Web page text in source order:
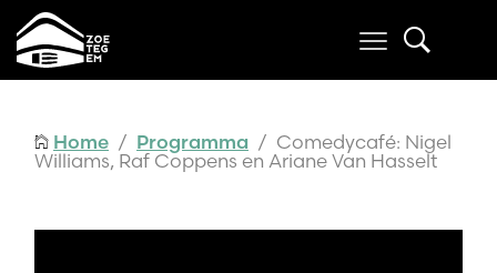
Home / Programma / Comedycafé: Nigel
Williams, Raf Coppens en Ariane Van Hasselt